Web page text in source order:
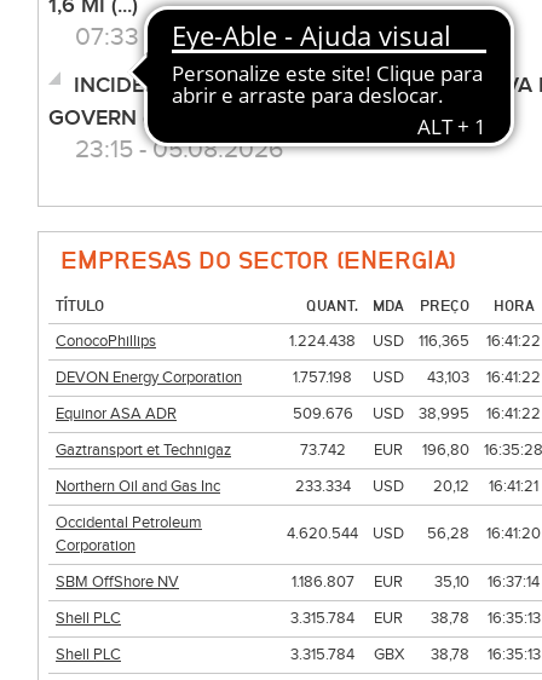
1,6 MI (...)
07:33 - 06.08.2026
INCIDENTE COM DRONE EM LEIPZIG É
GOVERN (...)
23:15 - 05.08.2026
EMPRESAS DO SECTOR (ENERGIA)
TÍTULO QUANT. MDA PREÇO
HORA
ConocoPhillips
1.224.438 USD 116,365
16:41:22
DEVON Energy Corporation
1.757.198 USD 43,103
16:41:22
Equinor ASA ADR
509.676 USD 38,995
16:41:22
Gaztransport et Technigaz
73.742 EUR 196,80
16:35:28
Northern Oil and Gas Inc
233.334 USD 20,12
16:41:21
Occidental Petroleum
Corporation
4.620.544 USD 56,28 16:41:20
SBM OffShore NV 1.186.807 EUR 35,10
16:37:14
Shell PLC
3.315.784 EUR 38,78
16:35:13
Shell PLC
3.315.784 GBX 38,78
16:35:13